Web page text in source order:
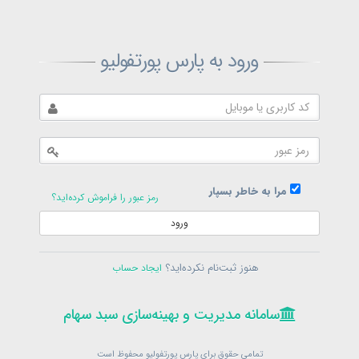
ورود به پارس پورتفولیو
مرا به خاطر بسپار
رمز عبور را فراموش کرده‌اید؟
ورود
هنوز ثبت‌نام نکرده‌اید؟ ایجاد حساب
سامانه مدیریت و بهینه‌سازی سبد سهام
تمامی حقوق برای پارس پورتفولیو محفوظ است
ثبت‌نام پارس پورتفولیو
ثبت‌نام
در حال حاضر عضو هستید؟فرم ورود
سامانه مدیریت و بهینه‌سازی سبد سهام
بازیابی رمز پارس پورتفولیو
در حال حاضر عضو هستید؟
سامانه مدیریت و بهینه‌سازی سبد سهام
تمامی حقوق برای پارس پورتفولیو محفوظ است